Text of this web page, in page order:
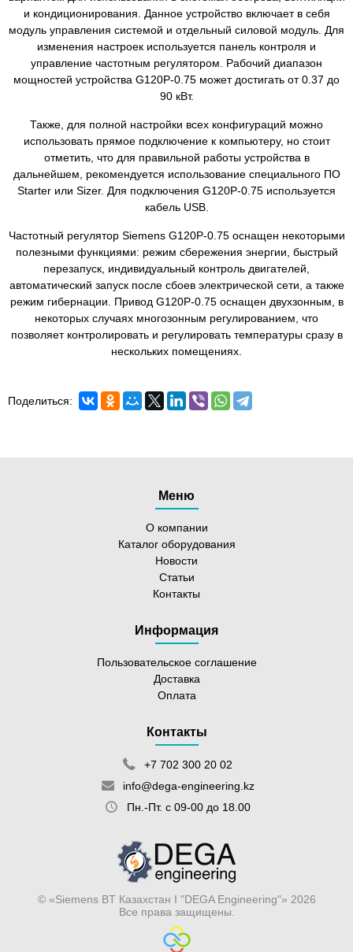
и кондиционирования. Данное устройство включает в себя
модуль управления системой и отдельный силовой модуль. Для
изменения настроек используется панель контроля и
управление частотным регулятором. Рабочий диапазон
мощностей устройства G120P-0.75 может достигать от 0.37 до
90 кВт.
Также, для полной настройки всех конфигураций можно
использовать прямое подключение к компьютеру, но стоит
отметить, что для правильной работы устройства в
дальнейшем, рекомендуется использование специального ПО
Starter или Sizer. Для подключения G120P-0.75 используется
кабель USB.
Частотный регулятор Siemens G120P-0.75 оснащен некоторыми
полезными функциями: режим сбережения энергии, быстрый
перезапуск, индивидуальный контроль двигателей,
автоматический запуск после сбоев электрической сети, а также
режим гибернации. Привод G120P-0.75 оснащен двухзонным, в
некоторых случаях многозонным регулированием, что
позволяет контролировать и регулировать температуры сразу в
нескольких помещениях.
Поделиться:
© «Siemens BT Казахстан I "DEGA Engineering"» 2026
Все права защищены.
Меню
О компании
Каталог оборудования
Новости
Статьи
Контакты
Информация
Пользовательское соглашение
Доставка
Оплата
Контакты
+7 702 300 20 02
info@dega-engineering.kz
Пн.-Пт. с 09-00 до 18.00